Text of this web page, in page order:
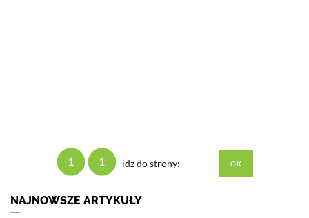
1 1 idz do strony:
NAJNOWSZE ARTYKUŁY